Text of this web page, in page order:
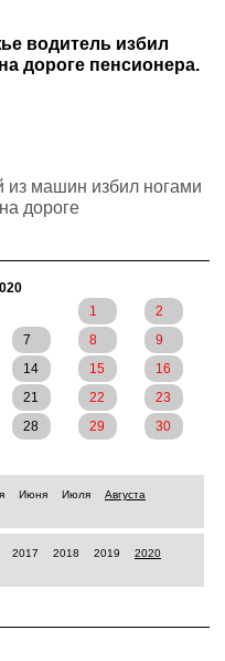
водитель избил
дороге пенсионера.
из машин избил ногами
дороге
1
2
7 8
9
14 15
16
21 22
23
28 29
30
Июня Июля
Августа
2017 2018 2019
2020